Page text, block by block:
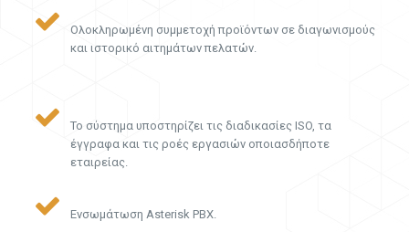
Ολοκληρωμένη συμμετοχή προϊόντων σε διαγωνισμούς
και ιστορικό αιτημάτων πελατών.
Το σύστημα υποστηρίζει τις διαδικασίες ISO, τα
έγγραφα και τις ροές εργασιών οποιασδήποτε
εταιρείας.
Ενσωμάτωση Asterisk PBX.